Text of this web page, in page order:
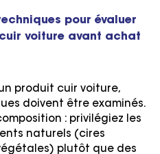
pour évaluer
voiture avant achat
produit cuir voiture,
doivent être examinés.
: privilégiez les
naturels (cires
plutôt que des